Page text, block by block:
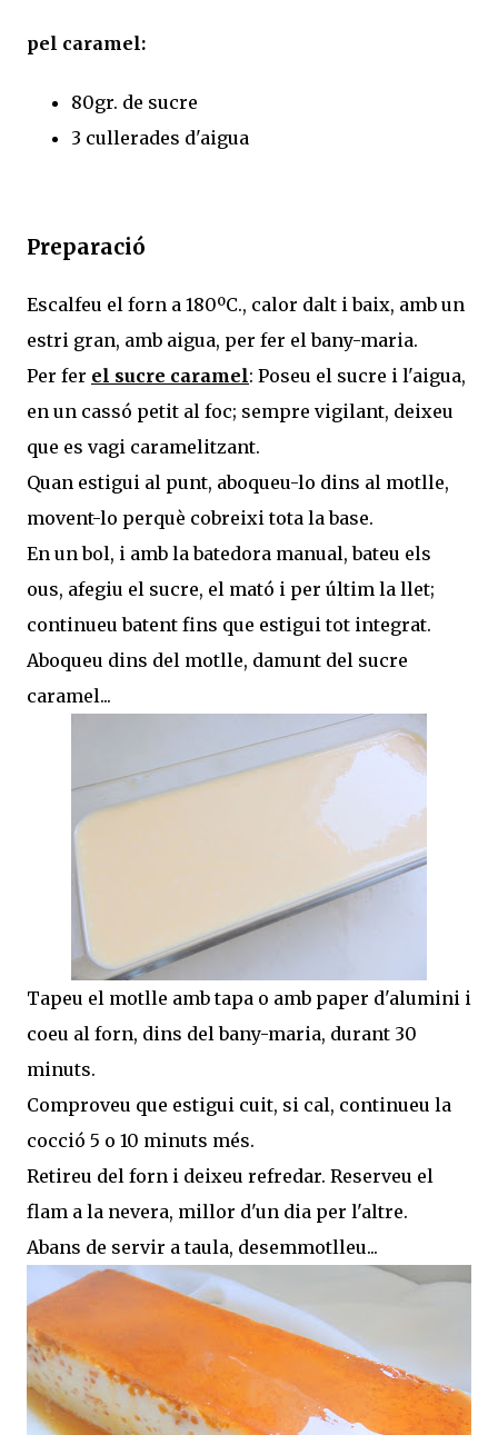
pel caramel:
80gr. de sucre
3 cullerades d'aigua
Preparació
Escalfeu el forn a 180ºC., calor dalt i baix, amb un
estri gran, amb aigua, per fer el bany-maria.
Per fer el sucre caramel: Poseu el sucre i l'aigua,
en un cassó petit al foc; sempre vigilant, deixeu
que es vagi caramelitzant.
Quan estigui al punt, aboqueu-lo dins al motlle,
movent-lo perquè cobreixi tota la base.
En un bol, i amb la batedora manual, bateu els
ous, afegiu el sucre, el mató i per últim la llet;
continueu batent fins que estigui tot integrat.
Aboqueu dins del motlle, damunt del sucre
caramel...
Tapeu el motlle amb tapa o amb paper d'alumini i
coeu al forn, dins del bany-maria, durant 30
minuts.
Comproveu que estigui cuit, si cal, continueu la
cocció 5 o 10 minuts més.
Retireu del forn i deixeu refredar. Reserveu el
flam a la nevera, millor d'un dia per l'altre.
Abans de servir a taula, desemmotlleu...